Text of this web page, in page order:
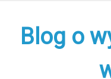
contentBlog o